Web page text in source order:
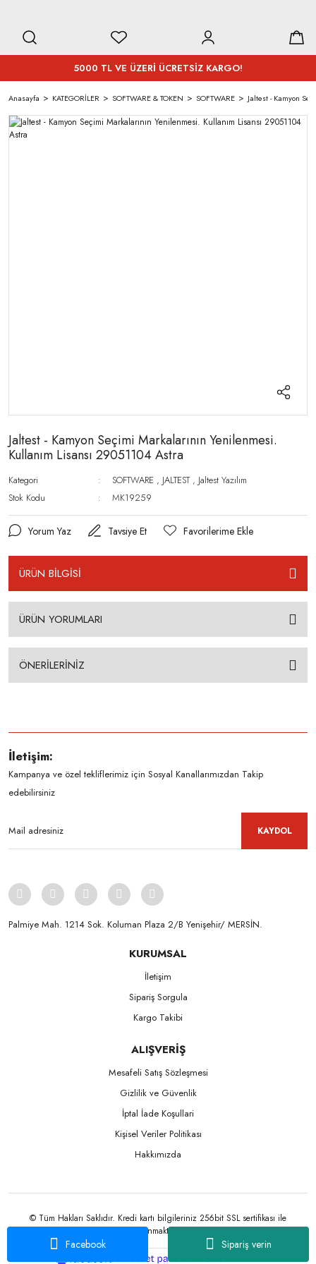
Sipariş verin
Facebook
5000 TL VE ÜZERİ ÜCRETSİZ KARGO!
Anasayfa KATEGORİLER SOFTWARE & TOKEN SOFTWARE Jaltest - Kamyon
Jaltest - Kamyon Seçimi Markalarının Yenilenmesi.
Kullanım Lisansı 29051104 Astra
Kategori SOFTWARE , JALTEST , Jaltest Yazılım
Stok Kodu
MK19259
Yorum Yaz Tavsiye Et
ÜRÜN BİLGİSİ
ÜRÜN YORUMLARI
ÖNERİLERİNİZ
İletişim:
Kampanya ve özel tekliflerimiz için Sosyal Kanallarımızdan Takip
edebilirsiniz
KAYDOL
Palmiye Mah. 1214 Sok. Koluman Plaza 2/B Yenişehir/ MERSİN.ㅤㅤㅤㅤㅤㅤㅤㅤㅤㅤㅤㅤㅤㅤㅤㅤㅤㅤㅤㅤㅤㅤㅤㅤㅤㅤㅤㅤㅤㅤㅤㅤㅤㅤㅤ ㅤㅤㅤㅤㅤㅤㅤㅤㅤㅤ
KURUMSAL
İletişim
Sipariş Sorgula
Kargo Takibi
ALIŞVERİŞ
Mesafeli Satış Sözleşmesi
Gizlilik ve Güvenlik
İptal İade Koşullari
Kişisel Veriler Politikası
Hakkımızda
© Tüm Hakları Saklıdır. Kredi kartı bilgileriniz 256bit SSL sertifikası ile
korunmaktadır.